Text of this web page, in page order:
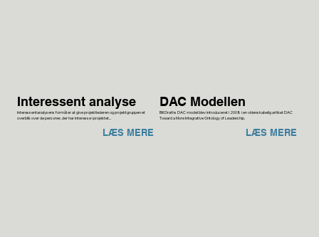
Interessent analyse
Interessentanalysens formål er at give projektlederen og projektgruppen et
overblik over de personer, der har interesse i projektet...
LÆS MERE
DAC Modellen
Bill Draths DAC-model blev introduceret i 2008 i en videnskabelig artikel: DAC
Toward a More Integrative Ontology of Leadership.
LÆS MERE